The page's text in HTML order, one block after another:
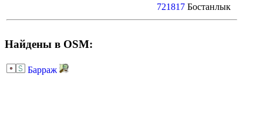
721817 Бостанлык
Найдены в OSM:
Барраж